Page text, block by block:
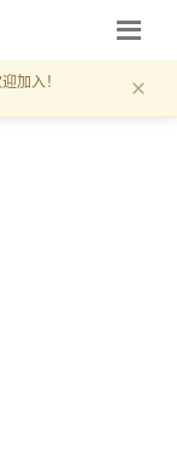
加入！ ×